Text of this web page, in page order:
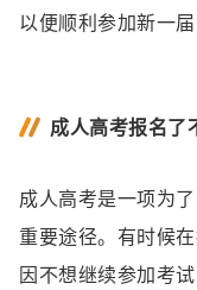
以便顺利参加新一届
成人高考报名了
成人高考是一项为
重要途径。有时候
因不想继续参加考